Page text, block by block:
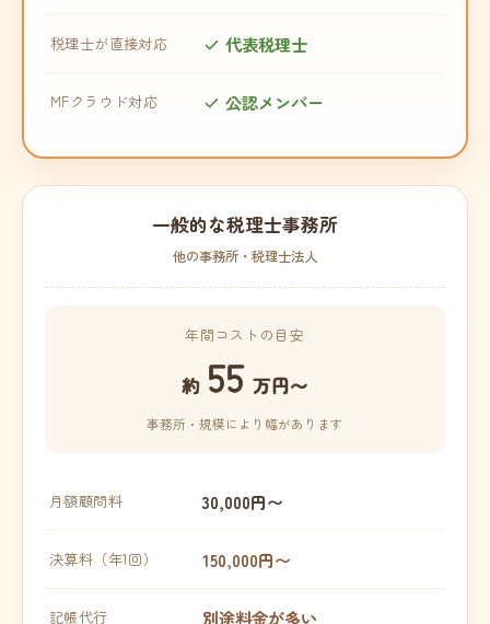
税理士が直接対応 代表税理士
MFクラウド対応 公認メンバー
一般的な税理士事務所
他の事務所・税理士法人
年間コストの目安
約 55 万円〜
事務所・規模により幅があります
月額顧問料 30,000円〜
決算料（年1回） 150,000円〜
記帳代行 別途料金が多い